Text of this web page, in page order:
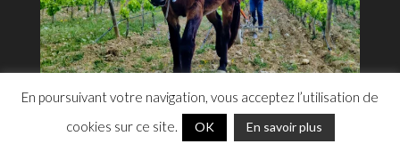
En poursuivant votre navigation, vous acceptez l’utilisation de
cookies sur ce site.
OK En savoir plus